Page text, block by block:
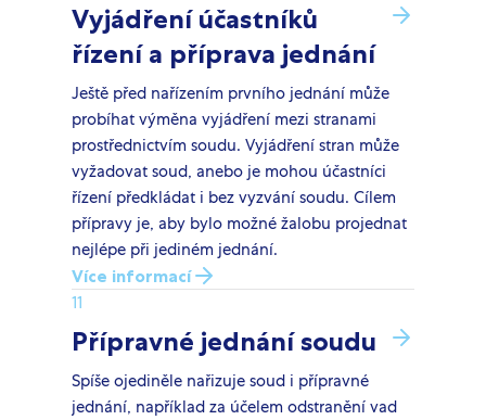
Vyjádření účastníků
řízení a příprava jednání
Ještě před nařízením prvního jednání může
probíhat výměna vyjádření mezi stranami
prostřednictvím soudu. Vyjádření stran může
vyžadovat soud, anebo je mohou účastníci
řízení předkládat i bez vyzvání soudu. Cílem
přípravy je, aby bylo možné žalobu projednat
nejlépe při jediném jednání.
Více informací
11
Přípravné jednání soudu
Spíše ojediněle nařizuje soud i přípravné
jednání, například za účelem odstranění vad